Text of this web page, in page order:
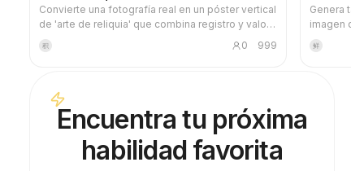
Convierte una fotografía real en un póster vertical
de 'arte de reliquia' que combina registro y valor
artístico: la parte superior conserva la fotografía
original sin alterar, y la parte inferior, mediante un
la foto. No es una ilustración común ni un póster
decorativo, sino que, con pocos bloques de tinta,
bordes suavizados, cortes de espacio en blanco
y líneas dispersas, destila la arquitectura, la
ciudad, el agua, las carreteras, la escala humana,
积 0 999
Genera
imagen de
鲜
Encuentra tu próxima
habilidad favorita